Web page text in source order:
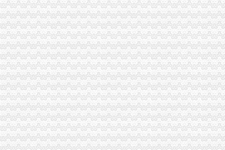
全市工商系统“六个必查”重庆海关注册登记筑牢食品安全监管防线
全市重庆海关在哪里安全生产大排查大整大执法专项行动圆满完成
巫溪局从“五方面”重庆海关在哪里着力加纪检监察工作
永川局“四个加”海关报关注册登记证书化两节食品市场监管有实效
合川区工商分局海关报关登记证书开展食品批发经营户专项整行动
璧山局“三化”海关报关登记证书全力营造食品安全健康消费环境
云局“三帮四带”重庆海关注册登记扶持微型企业做大盘
2011年清明节期间消费者申诉举报咨询处理况综述
市海关报关注册登记证书局联合花旗银行召开政银企融资对接会 助推重庆经济
江津区召开微型企业协会成立大会
巴南分局重庆海关在哪里查获一起互联网销售冒名表案
2010年重庆市重庆海关注册登记流通领域插头插座质量监测况
执法局海关报关登记证书创新举措加网络违法案件查办
万盛局海关报关登记证书工商登记窗口服务企业助推发展成效显著